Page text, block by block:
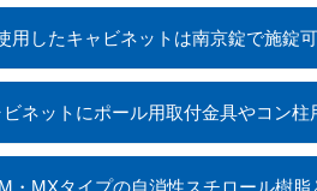
用したキャビネットは南京錠で施錠
ネットにポール用取付金具やコン
・MXタイプの自消性スチロール樹脂